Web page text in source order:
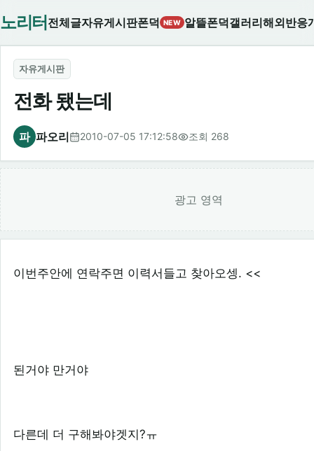
노리터 전체글자유게시판폰덕 NEW 알뜰폰덕갤러리해외반응
자유게시판
전화 됐는데
파 파오리 2010-07-05 17:12:58 조회 268
광고 영역
이번주안에 연락주면 이력서들고 찾아오셍. <<
된거야 만거야
다른데 더 구해봐야겟지?ㅠ